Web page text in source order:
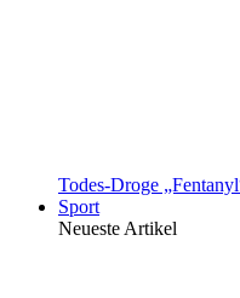
Todes-Droge
Sport
Neueste Artikel